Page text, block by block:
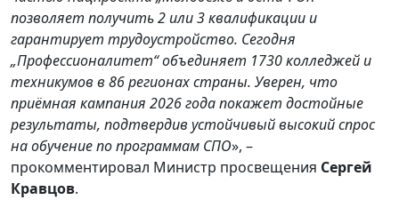
позволяет получить 2 или 3 квалификации и
гарантирует трудоустройство. Сегодня
„Профессионалитет“ объединяет 1730 колледжей и
техникумов в 86 регионах страны. Уверен, что
приёмная кампания 2026 года покажет достойные
результаты, подтвердив устойчивый высокий спрос
на обучение по программам СПО», –
прокомментировал Министр просвещения Сергей
Кравцов.